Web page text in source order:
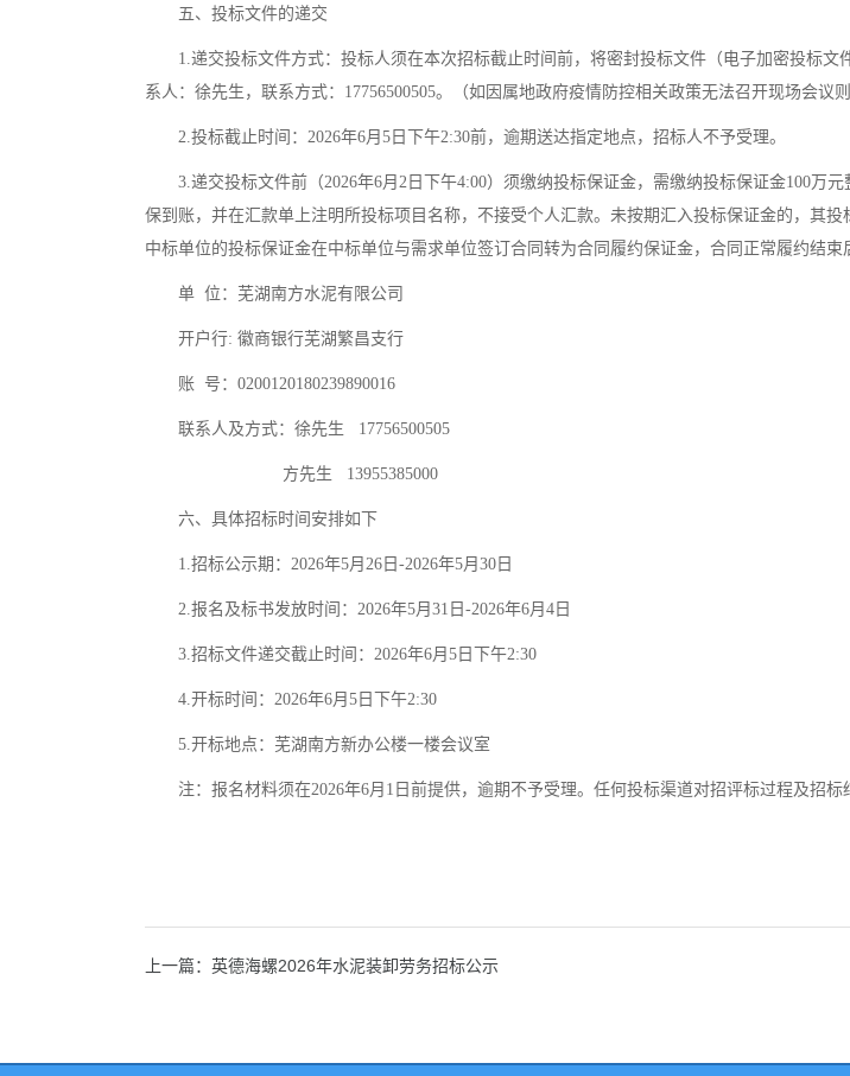
五、投标文件的递交
1.递交投标文件方式：投标人须在本次招标截止时间前，将密封投标文件（电子加密投标
系人：徐先生，联系方式：17756500505。（如因属地政府疫情防控相关政策无法召开现场会议
2.投标截止时间：2026年6月5日下午2:30前，逾期送达指定地点，招标人不予受理。
3.递交投标文件前（2026年6月2日下午4:00）须缴纳投标保证金，需缴纳投标保证金100
保到账，并在汇款单上注明所投标项目名称，不接受个人汇款。未按期汇入投标保证金的，其
中标单位的投标保证金在中标单位与需求单位签订合同转为合同履约保证金，合同正常履约结束
单 位：芜湖南方水泥有限公司
开户行: 徽商银行芜湖繁昌支行
账 号：0200120180239890016
联系人及方式：徐先生 17756500505
方先生 13955385000
六、具体招标时间安排如下
1.招标公示期：2026年5月26日-2026年5月30日
2.报名及标书发放时间：2026年5月31日-2026年6月4日
3.招标文件递交截止时间：2026年6月5日下午2:30
4.开标时间：2026年6月5日下午2:30
5.开标地点：芜湖南方新办公楼一楼会议室
注：报名材料须在2026年6月1日前提供，逾期不予受理。任何投标渠道对招评标过程及招
上一篇：英德海螺2026年水泥装卸劳务招标公示